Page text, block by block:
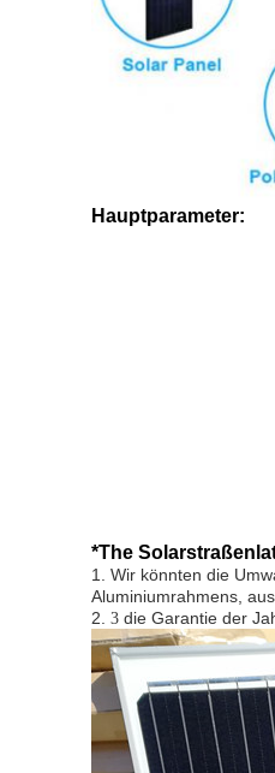
Hauptparameter:
*The
1. Wir könnten die
Aluminiumrahmens,
2. 3 die Garantie der